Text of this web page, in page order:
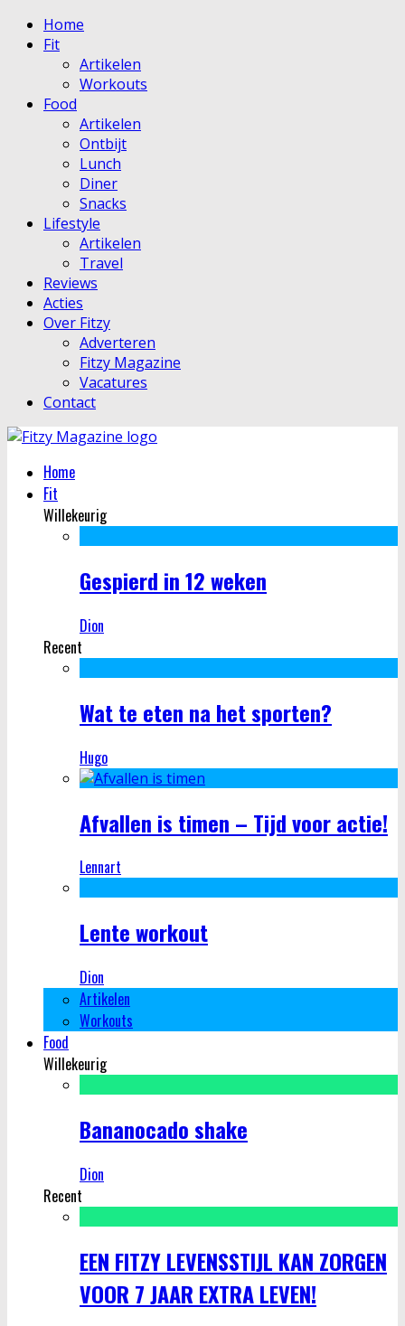
Home
Fit
Artikelen
Workouts
Food
Artikelen
Ontbijt
Lunch
Diner
Snacks
Lifestyle
Artikelen
Travel
Reviews
Acties
Over Fitzy
Adverteren
Fitzy Magazine
Vacatures
Contact
Home
Fit
Willekeurig
Gespierd in 12 weken
Dion
Recent
Wat te eten na het sporten?
Hugo
Afvallen is timen – Tijd voor actie!
Lennart
Lente workout
Dion
Artikelen
Workouts
Food
Willekeurig
Bananocado shake
Dion
Recent
EEN FITZY LEVENSSTIJL KAN ZORGEN
VOOR 7 JAAR EXTRA LEVEN!